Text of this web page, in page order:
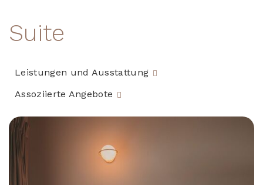
Suite
Leistungen und Ausstattung
Assoziierte Angebote